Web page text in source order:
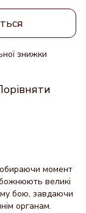
знижки
обираючи момент
великі
бою, завдаючи
органам.